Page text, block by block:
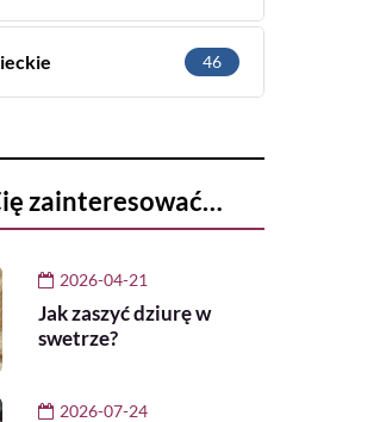
46
zainteresować…
2026-04-21
Jak zaszyć dziurę w
swetrze?
2026-07-24